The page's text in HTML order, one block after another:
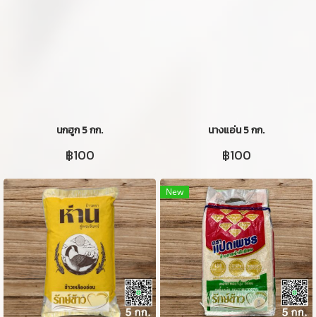
นกฮูก 5 กก.
฿100
นางแอ่น 5 กก.
฿100
New